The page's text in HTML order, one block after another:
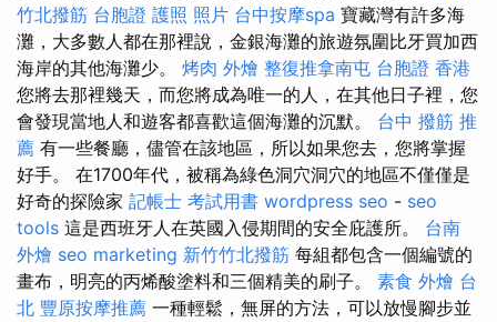
竹北撥筋 台胞證 護照 照片 台中按摩spa 寶藏灣有許多海
灘，大多數人都在那裡說，金銀海灘的旅遊氛圍比牙買加西
海岸的其他海灘少。 烤肉 外燴 整復推拿南屯 台胞證 香港
您將去那裡幾天，而您將成為唯一的人，在其他日子裡，您
會發現當地人和遊客都喜歡這個海灘的沉默。 台中 撥筋 推
薦 有一些餐廳，儘管在該地區，所以如果您去，您將掌握
好手。 在1700年代，被稱為綠色洞穴洞穴的地區不僅僅是
好奇的探險家 記帳士 考試用書 wordpress seo - seo
tools 這是西班牙人在英國入侵期間的安全庇護所。 台南
外燴 seo marketing 新竹竹北撥筋 每組都包含一個編號的
畫布，明亮的丙烯酸塗料和三個精美的刷子。 素食 外燴 台
北 豐原按摩推薦 一種輕鬆，無屏的方法，可以放慢腳步並